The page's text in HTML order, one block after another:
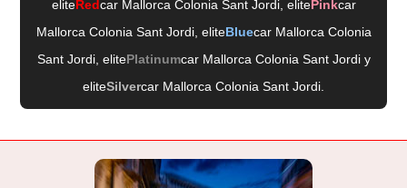
eliteRedcar Mallorca Colonia Sant Jordi, elitePinkcar
Mallorca Colonia Sant Jordi, eliteBluecar Mallorca Colonia
Sant Jordi, elitePlatinumcar Mallorca Colonia Sant Jordiy
eliteSilvercar Mallorca Colonia Sant Jordi